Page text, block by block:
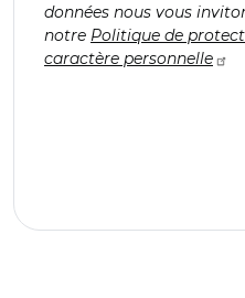
données nous vous
notre Politique de
caractère personnelle